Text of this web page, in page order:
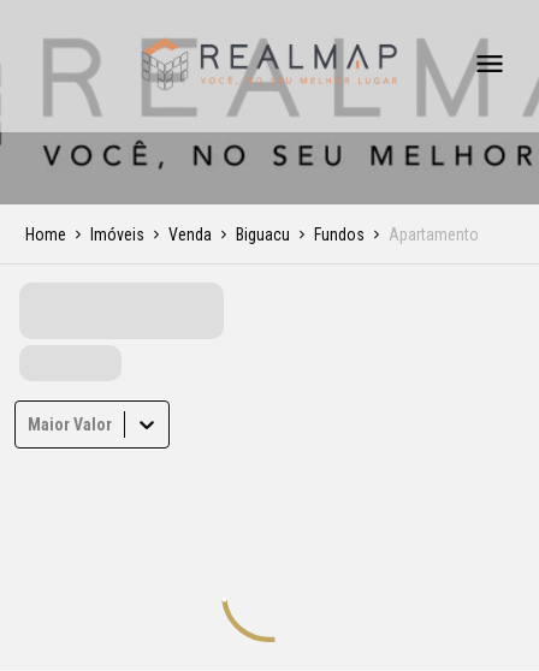
Home Imóveis Venda Biguacu Fundos Apartamento
Maior Valor